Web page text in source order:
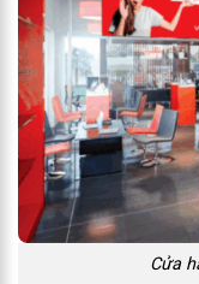
Cửa